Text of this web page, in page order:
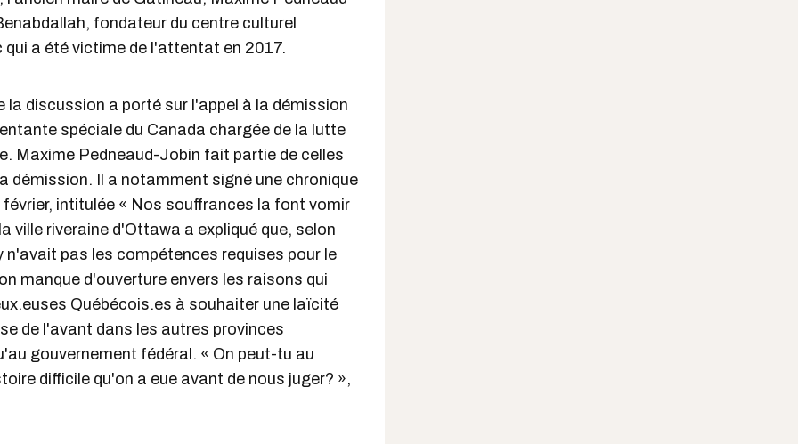
fondateur du centre culturel
qui a été victime de l'attentat en 2017.
la discussion a porté sur l'appel à la démission
spéciale du Canada chargée de la lutte
Maxime Pedneaud-Jobin fait partie de celles
démission. Il a notamment signé une chronique
intitulée « Nos souffrances la font vomir
ville riveraine d'Ottawa a expliqué que, selon
n'avait pas les compétences requises pour le
manque d'ouverture envers les raisons qui
Québécois.es à souhaiter une laïcité
de l'avant dans les autres provinces
gouvernement fédéral. « On peut-tu au
difficile qu'on a eue avant de nous juger? »,